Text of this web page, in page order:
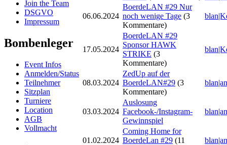
Join the Team
DSGVO
Impressum
Bombenleger
Event Infos
Anmelden/Status
Teilnehmer
Sitzplan
Turniere
Location
AGB
Vollmacht
06.06.2024
BoerdeLAN #29 Nur
noch wenige Tage (3
Kommentare)
17.05.2024
BoerdeLAN #29
Sponsor HAWK
STRIKE (3
Kommentare)
08.03.2024
ZedUp auf der
BoerdeLAN#29 (3
Kommentare)
03.03.2024
Auslosung
Facebook-/Instagram-
Gewinnspiel
01.02.2024
Coming Home for
BoerdeLan #29 (11